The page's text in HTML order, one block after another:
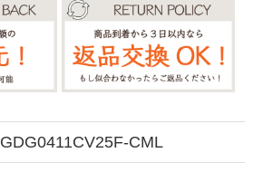
GDG0411CV25F-CML